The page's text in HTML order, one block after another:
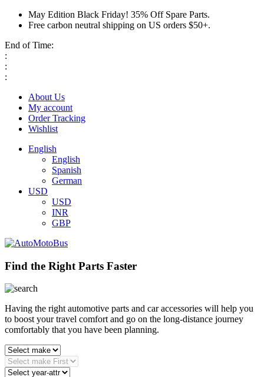
May Edition Black Friday! 35% Off Spare Parts.
Free carbon neutral shipping on US orders $50+.
End of Time:
:
:
:
About Us
My account
Order Tracking
Wishlist
English
English
Spanish
German
USD
USD
INR
GBP
Find the Right Parts Faster
Having the right automotive parts and car accessories will help you
to boost your travel comfort and go on the long-distance journey
comfortably that you have been planning.